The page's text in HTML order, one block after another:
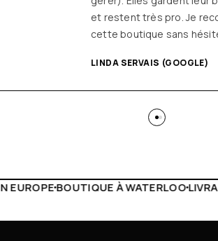
on ne sort jamais (ou
LIVRAISON GRATUITE À